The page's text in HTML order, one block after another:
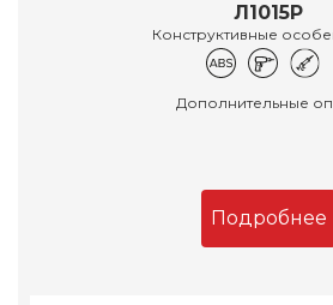
Л1015Р
Конструктивные
Дополнительные
Подробнее